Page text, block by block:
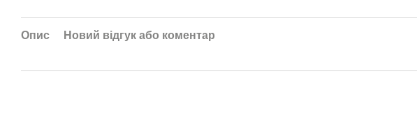
Опис Новий відгук або коментар